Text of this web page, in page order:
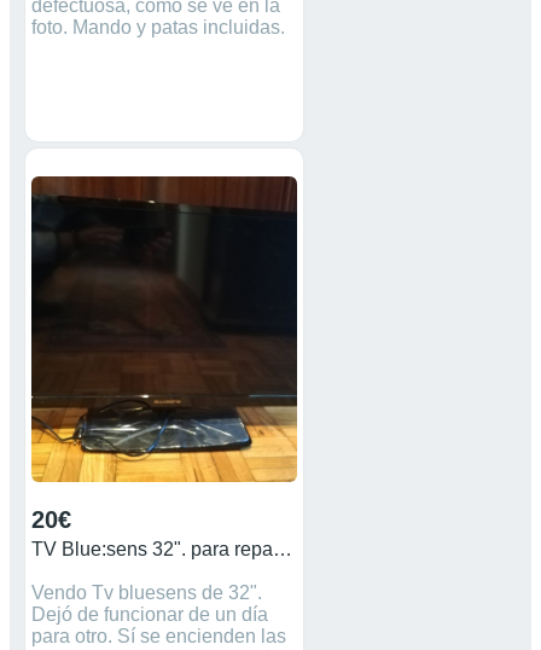
defectuosa, como se ve en la
foto. Mando y patas incluidas.
20€
TV Blue:sens 32". para reparar o piezas
Vendo Tv bluesens de 32".
Dejó de funcionar de un día
para otro. Sí se encienden las